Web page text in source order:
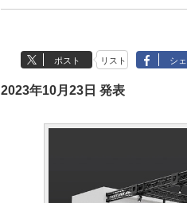
ポスト リスト シ
2023年10月23日 発表